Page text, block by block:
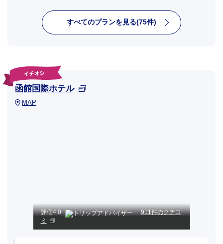
すべてのプランを見る(75件)
函館国際ホテル
MAP
評価4.0
911件のクチコ
ミ